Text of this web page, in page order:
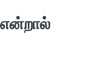
என்றால்